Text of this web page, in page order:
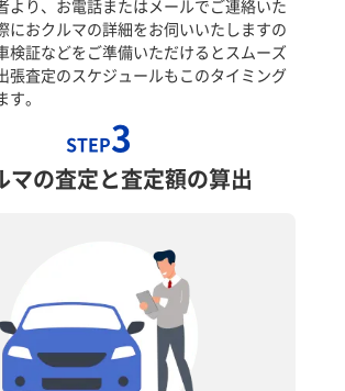
より、お電話またはメールでご連絡いた
におクルマの詳細をお伺いいたしますの
検証などをご準備いただけるとスムーズ
張査定のスケジュールもこのタイミング
。
STEP3
マの査定と査定額の算出